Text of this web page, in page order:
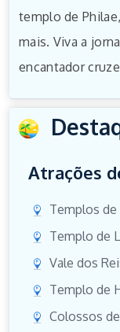
templo de
mais. Viva a
encantador
Atrações
Templos de
Templo de
Vale dos
Templo de
Colossos